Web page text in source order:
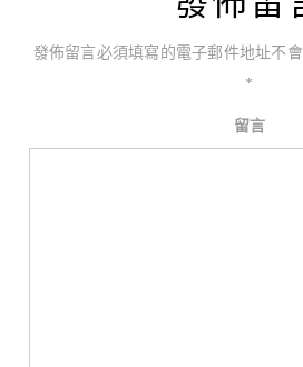
發佈留言必須填寫的電子郵件地址不會
*
留言